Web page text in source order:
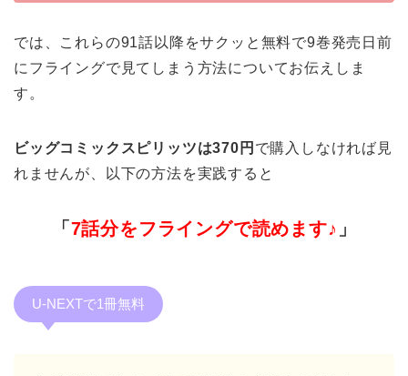
では、これらの91話以降をサクッと無料で9巻発売日前
にフライングで見てしまう方法についてお伝えしま
す。
ビッグコミックスピリッツは370円 で購入しなければ見
れませんが、以下の方法を実践すると
「 7話分をフライングで読めます♪ 」
U-NEXTで1冊無料